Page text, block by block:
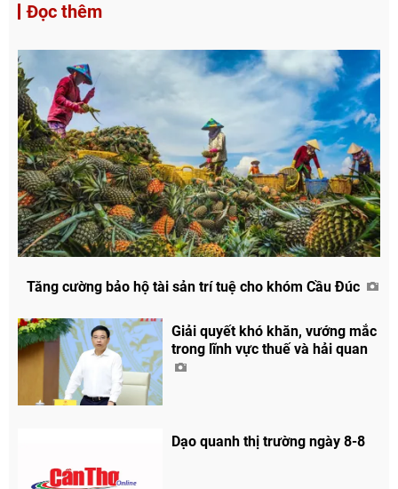
Đọc thêm
Tăng cường bảo hộ tài sản trí tuệ cho khóm Cầu Đúc
Giải quyết khó khăn, vướng mắc
trong lĩnh vực thuế và hải quan
Dạo quanh thị trường ngày 8-8